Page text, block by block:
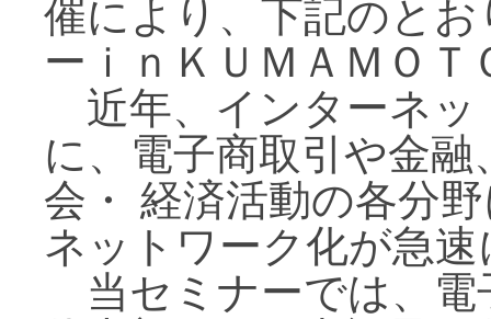
催により、下記のと
ーｉｎＫＵＭＡＭＯ
近年、インターネッ
に、電子商取引や金
会・ 経済活動の各分
ネットワーク化が急
当セミナーでは、電